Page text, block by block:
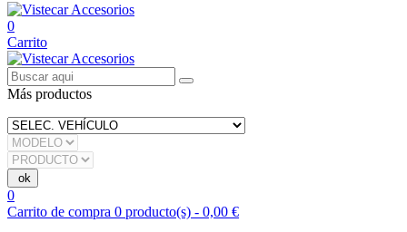
0
Carrito
Más productos
0
Carrito de compra 0 producto(s) - 0,00 €